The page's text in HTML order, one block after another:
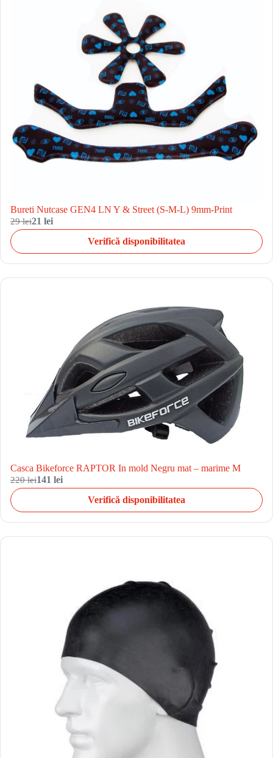
Bureti Nutcase GEN4 LN Y & Street (S-M-L) 9mm-Print
29 lei21 lei
Verifică disponibilitatea
Casca Bikeforce RAPTOR In mold Negru mat – marime M
220 lei141 lei
Verifică disponibilitatea